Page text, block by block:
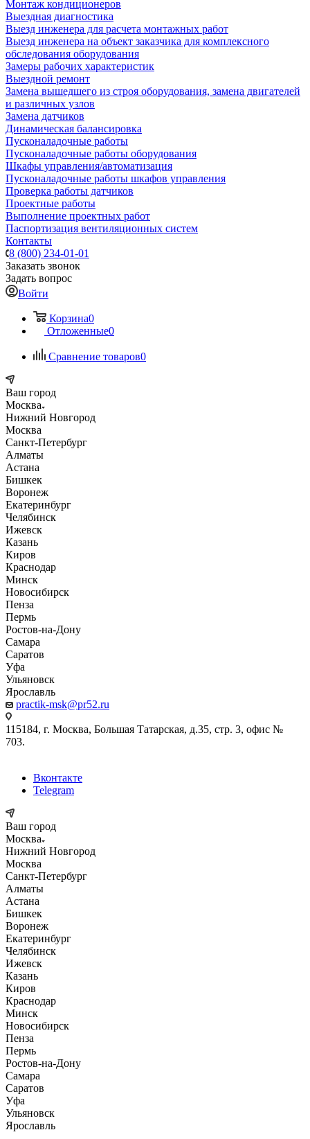
Монтаж кондиционеров
Выездная диагностика
Выезд инженера для расчета монтажных работ
Выезд инженера на объект заказчика для комплексного
обследования оборудования
Замеры рабочих характеристик
Выездной ремонт
Замена вышедшего из строя оборудования, замена двигателей
и различных узлов
Замена датчиков
Динамическая балансировка
Пусконаладочные работы
Пусконаладочные работы оборудования
Шкафы управления/автоматизация
Пусконаладочные работы шкафов управления
Проверка работы датчиков
Проектные работы
Выполнение проектных работ
Паспортизация вентиляционных систем
Контакты
8 (800) 234-01-01
Заказать звонок
Задать вопрос
Войти
Корзина0
Отложенные0
Сравнение товаров0
Ваш город
Москва
Нижний Новгород
Москва
Санкт-Петербург
Алматы
Астана
Бишкек
Воронеж
Екатеринбург
Челябинск
Ижевск
Казань
Киров
Краснодар
Минск
Новосибирск
Пенза
Пермь
Ростов-на-Дону
Самара
Саратов
Уфа
Ульяновск
Ярославль
practik-msk@pr52.ru
115184, г. Москва, Большая Татарская, д.35, стр. 3, офис №
703.
Вконтакте
Telegram
Ваш город
Москва
Нижний Новгород
Москва
Санкт-Петербург
Алматы
Астана
Бишкек
Воронеж
Екатеринбург
Челябинск
Ижевск
Казань
Киров
Краснодар
Минск
Новосибирск
Пенза
Пермь
Ростов-на-Дону
Самара
Саратов
Уфа
Ульяновск
Ярославль